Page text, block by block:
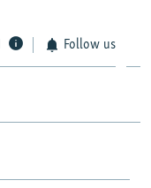
Follow us